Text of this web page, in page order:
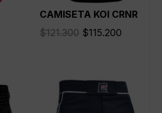
CAMISETA KOI CRNR
$121.300 El
era:
$121.300.
$115.200
es: